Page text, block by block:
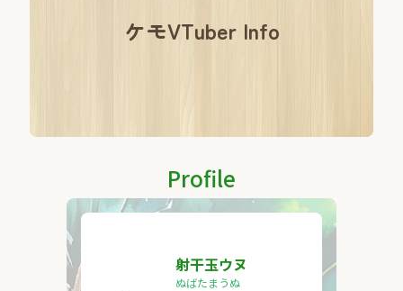
ケモVTuber Info
Profile
射干玉ウヌ
ぬばたまうぬ